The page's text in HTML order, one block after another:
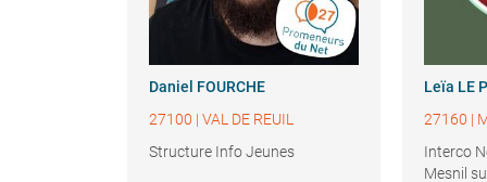
Daniel FOURCHE
27100 | VAL DE REUIL
Structure Info Jeunes
Leïa LE
27160 |
Interco
Mesnil